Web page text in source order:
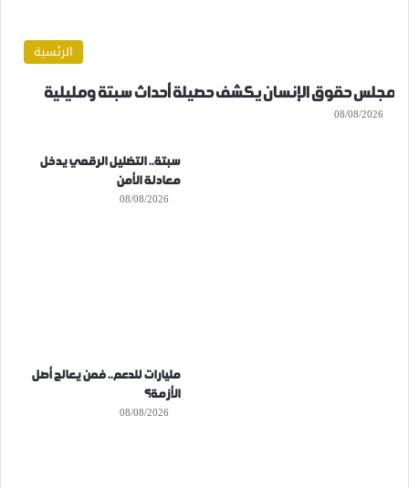
الرئسية
مجلس حقوق الإنسان يكشف حصيلة أحداث سبتة ومليلية
08/08/2026
سبتة.. التضليل الرقمي يدخل
معادلة الأمن
08/08/2026
مليارات للدعم.. فمن يعالج أصل
الأزمة؟
08/08/2026